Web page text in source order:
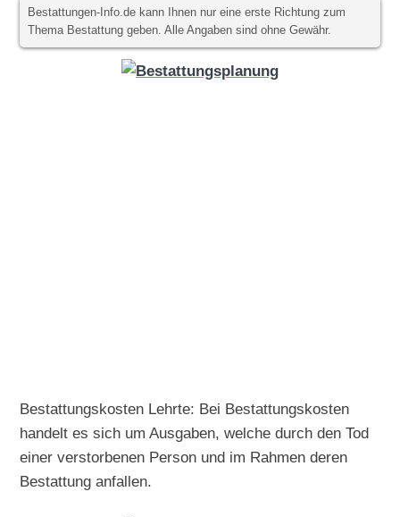
Bestattungen-Info.de kann Ihnen nur eine erste Richtung zum
Thema Bestattung geben. Alle Angaben sind ohne Gewähr.
Bestattungskosten Lehrte: Bei Bestattungskosten
handelt es sich um Ausgaben, welche durch den Tod
einer verstorbenen Person und im Rahmen deren
Bestattung anfallen.